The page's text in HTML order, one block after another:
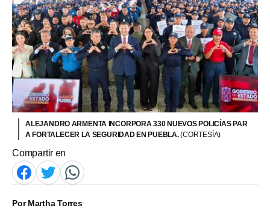
ALEJANDRO ARMENTA INCORPORA 330 NUEVOS POLICÍAS PAR
A FORTALECER LA SEGURIDAD EN PUEBLA.(CORTESÍA)
Compartir en
PorMartha Torres